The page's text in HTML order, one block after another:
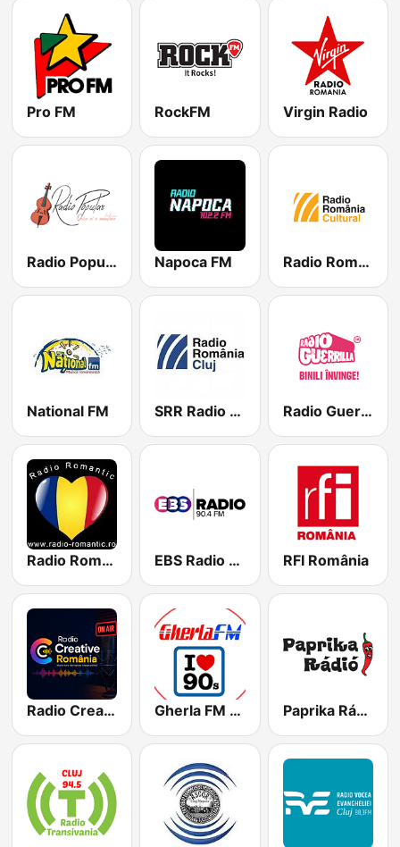
Pro FM RockFM Virgin Radio
Radio Popular Petrecere Napoca FM Radio România Cultural
National FM SRR Radio Cluj Radio Guerrilla
Radio Romantic EBS Radio 90.4 FM RFI România
Radio Creative Romania Gherla FM Eurodance Music Radio Paprika Rádió